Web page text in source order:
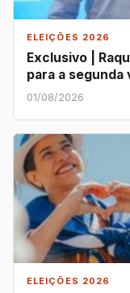
ELEIÇÕES 2026
Exclusivo |
para a segunda
01/08/2026
ELEIÇÕES 2026